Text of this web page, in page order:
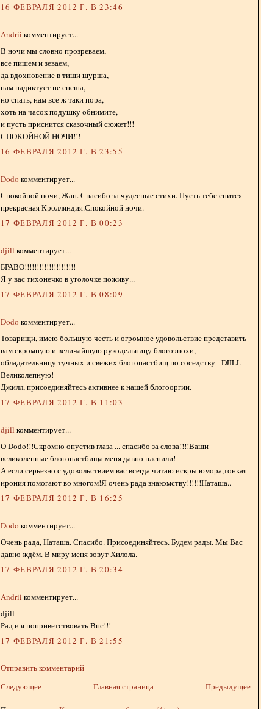
16 ФЕВРАЛЯ 2012 Г. В 23:46
Andrii комментирует...
В ночи мы словно прозреваем,
все пишем и зеваем,
да вдохновение в тиши шурша,
нам надиктует не спеша,
но спать, нам все ж таки пора,
хоть на часок подушку обнимите,
и пусть приснится сказочный сюжет!!!
СПОКОЙНОЙ НОЧИ!!!
16 ФЕВРАЛЯ 2012 Г. В 23:55
Dodo комментирует...
Спокойной ночи, Жан. Спасибо за чудесные стихи. Пусть тебе снится
прекрасная Кролляндия.Спокойной ночи.
17 ФЕВРАЛЯ 2012 Г. В 00:23
djill комментирует...
БРАВО!!!!!!!!!!!!!!!!!!!!!
Я у вас тихонечко в уголочке поживу...
17 ФЕВРАЛЯ 2012 Г. В 08:09
Dodo комментирует...
Товарищи, имею большую честь и огромное удовольствие представить
вам скромную и величайшую рукодельницу блогоэпохи,
обладательницу тучных и свежих блогопастбищ по соседству - DJILL
Великолепную!
Джилл, присоединяйтесь активнее к нашей блогооргии.
17 ФЕВРАЛЯ 2012 Г. В 11:03
djill комментирует...
О Dodo!!!Скромно опустив глаза ... спасибо за слова!!!!Ваши
великолепные блогопастбища меня давно пленили!
А если серьезно с удовольствием вас всегда читаю искры юмора,тонкая
ирония помогают во многом!Я очень рада знакомству!!!!!!Наташа..
17 ФЕВРАЛЯ 2012 Г. В 16:25
Dodo комментирует...
Очень рада, Наташа. Спасибо. Присоединяйтесь. Будем рады. Мы Вас
давно ждём. В миру меня зовут Хилола.
17 ФЕВРАЛЯ 2012 Г. В 20:34
Andrii комментирует...
djill
Рад и я поприветствовать Впс!!!
17 ФЕВРАЛЯ 2012 Г. В 21:55
Отправить комментарий
Следующее
Предыдущее
Главная страница